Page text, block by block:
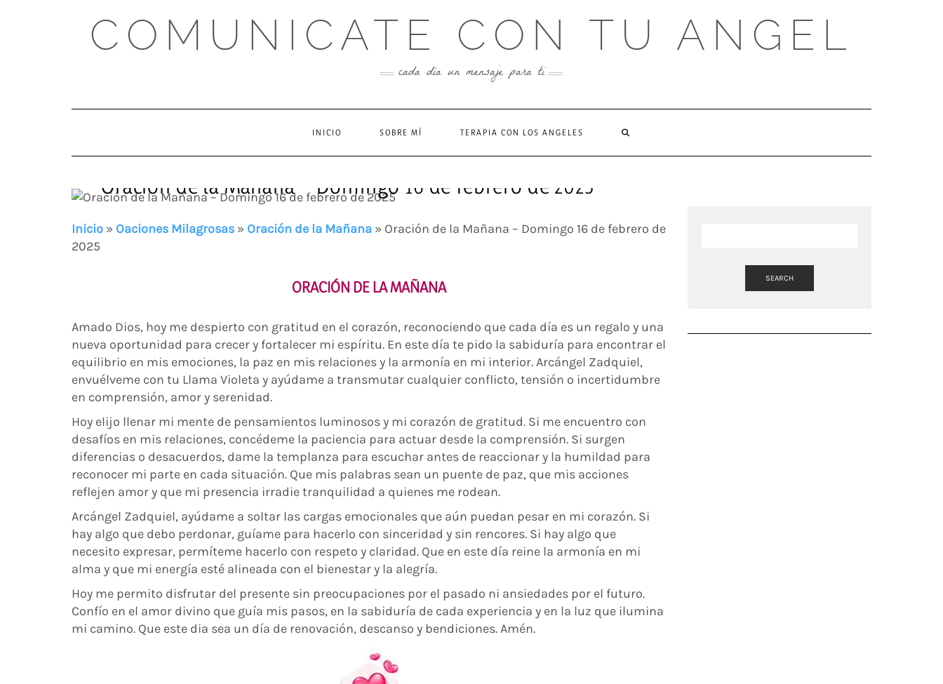
COMUNICATE CON TU ANGEL
cada día un mensaje para ti
INICIO SOBRE MÍ TERAPIA CON LOS ANGELES
Oración de la Mañana – Domingo 16 de febrero de 2025
Inicio » Oaciones Milagrosas » Oración de la Mañana » Oración de la Mañana – Domingo 16 de febrero de
2025
ORACIÓN DE LA MAÑANA
Amado Dios, hoy me despierto con gratitud en el corazón, reconociendo que cada día es un regalo y una
nueva oportunidad para crecer y fortalecer mi espíritu. En este día te pido la sabiduría para encontrar el
equilibrio en mis emociones, la paz en mis relaciones y la armonía en mi interior. Arcángel Zadquiel,
envuélveme con tu Llama Violeta y ayúdame a transmutar cualquier conflicto, tensión o incertidumbre
en comprensión, amor y serenidad.
Hoy elijo llenar mi mente de pensamientos luminosos y mi corazón de gratitud. Si me encuentro con
desafíos en mis relaciones, concédeme la paciencia para actuar desde la comprensión. Si surgen
diferencias o desacuerdos, dame la templanza para escuchar antes de reaccionar y la humildad para
reconocer mi parte en cada situación. Que mis palabras sean un puente de paz, que mis acciones
reflejen amor y que mi presencia irradie tranquilidad a quienes me rodean.
Arcángel Zadquiel, ayúdame a soltar las cargas emocionales que aún puedan pesar en mi corazón. Si
hay algo que debo perdonar, guíame para hacerlo con sinceridad y sin rencores. Si hay algo que
necesito expresar, permíteme hacerlo con respeto y claridad. Que en este día reine la armonía en mi
alma y que mi energía esté alineada con el bienestar y la alegría.
Hoy me permito disfrutar del presente sin preocupaciones por el pasado ni ansiedades por el futuro.
Confío en el amor divino que guía mis pasos, en la sabiduría de cada experiencia y en la luz que ilumina
mi camino. Que este dia sea un día de renovación, descanso y bendiciones. Amén.
SEARCH